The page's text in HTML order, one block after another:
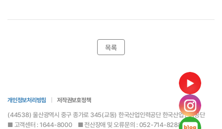
목록
개인정보처리방침 저작권보호정책
(44538) 울산광역시 중구 종가로 345(교동) 한국산업인력공단 한국산업인력공단
■ 고객센터 : 1644-8000 ■ 전산장애 및 오류문의 : 052-714-8288